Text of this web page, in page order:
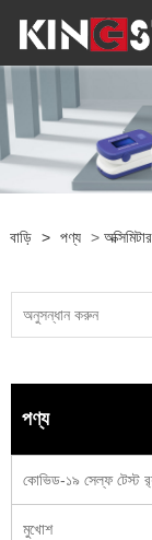
বাড়ি > পণ্য > অক্সিমিটার
পণ্য
কোভিড-১৯ সেল্ফ টেস্ট
মুখোশ